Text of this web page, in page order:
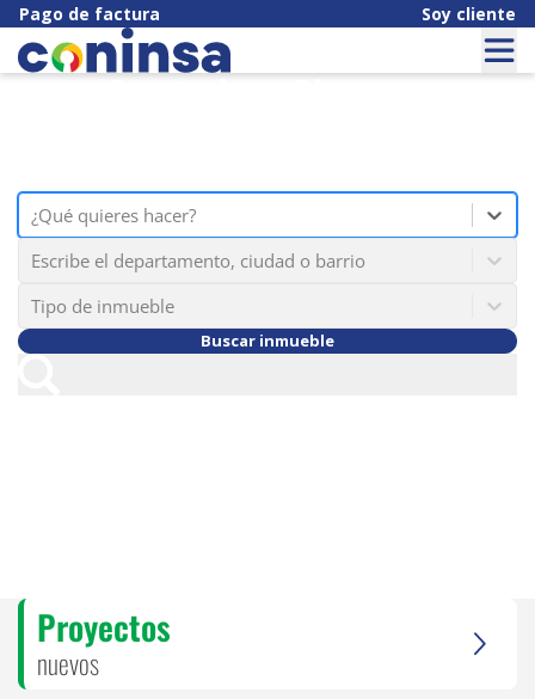
Pago de factura Soy cliente
option , selected. ¿Qué quieres hacer? is focused ,type to
¿Qué quieres hacer?
Escribe el departamento, ciudad o barrio
Tipo de inmueble
Buscar inmueble
Proyectos
nuevos